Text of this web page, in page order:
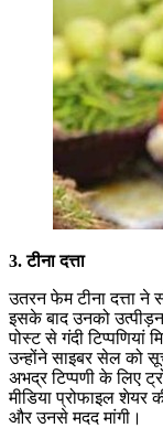
3. टीना दत्ता
उतरन फेम टीना दत्ता ने
इसके बाद उनको
पोस्ट से गंदी टिप्पणियां
उन्होंने साइबर सेल को
अभद्र टिप्पणी के लिए
मीडिया प्रोफाइल शेयर
और उनसे मदद मांगी।